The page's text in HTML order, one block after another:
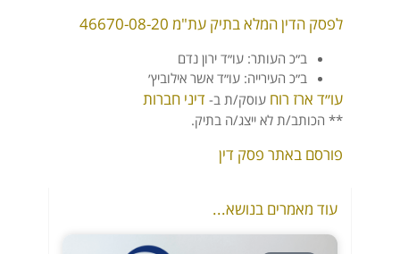
לפסק הדין המלא בתיק עת"מ 46670-08-20
ב״כ העותר: עו״ד ירון נדם
ב״כ העירייה: עו״ד אשר אילוביץ׳
עו״ד ארז רוח עוסק/ת ב- דיני חברות
** הכותב/ת לא ייצג/ה בתיק.
פורסם באתר פסק דין
עוד מאמרים בנושא...